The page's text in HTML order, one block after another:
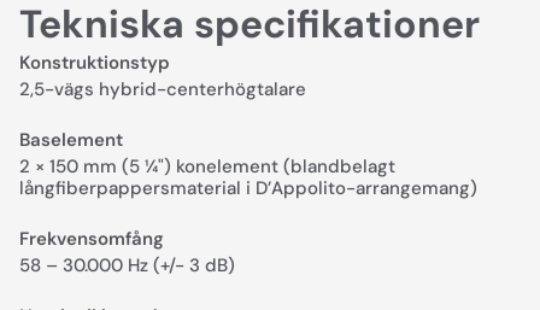
Tekniska specifikationer
Konstruktionstyp
2,5-vägs hybrid-centerhögtalare
Baselement
2 × 150 mm (5 ¼") kon­element (blandbelagt
långfiberpappersmaterial i D’Appolito-arrangemang)
Frekvensomfång
58 – 30.000 Hz (+/- 3 dB)